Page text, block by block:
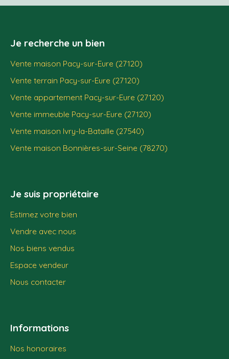
Je recherche un bien
Vente maison Pacy-sur-Eure (27120)
Vente terrain Pacy-sur-Eure (27120)
Vente appartement Pacy-sur-Eure (27120)
Vente immeuble Pacy-sur-Eure (27120)
Vente maison Ivry-la-Bataille (27540)
Vente maison Bonnières-sur-Seine (78270)
Je suis propriétaire
Estimez votre bien
Vendre avec nous
Nos biens vendus
Espace vendeur
Nous contacter
Informations
Nos honoraires